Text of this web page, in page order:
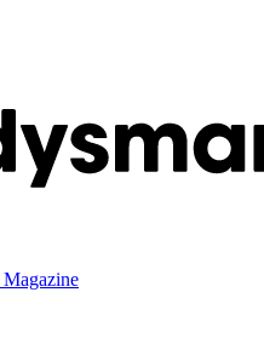
Magazine